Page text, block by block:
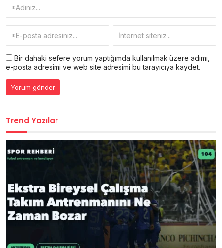
Bir dahaki sefere yorum yaptığımda kullanılmak üzere adımı,
e-posta adresimi ve web site adresimi bu tarayıcıya kaydet.
Trend Yazılar